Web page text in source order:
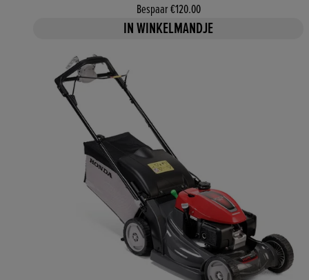
Bespaar €120.00
IN WINKELMANDJE